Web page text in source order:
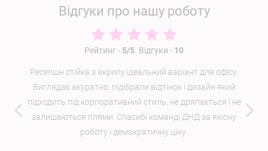
Відгуки про нашу роботу
Рейтинг- 5/5. Відгуки - 10
Ресепшн стійка з акрилу ідеальний варіант для офісу.
Виглядає акуратно, підібрали відтінок і дизайн який
підходить під корпоративний стиль, не дряпається і не
залишаються плями. Спасибі команді ДНД за якісну
роботу і демократичну ціну.